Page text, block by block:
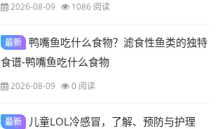
2026-08-09 1086 阅读
最新
鸭嘴鱼吃什么食物？滤食性鱼类的独特
食谱-鸭嘴鱼吃什么食物
2026-08-09 0 阅读
最新 儿童LOL冷感冒，了解、预防与护理